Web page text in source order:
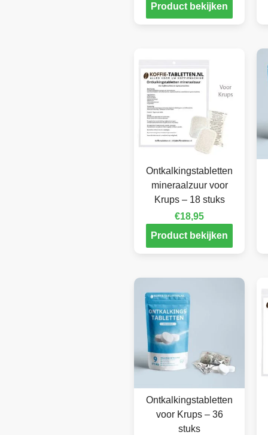
Product bekijken
Ontkalkingstabletten
mineraalzuur voor
Krups – 18 stuks
€18,95
Product bekijken
Ontkalkingstabletten
voor Krups – 36
stuks